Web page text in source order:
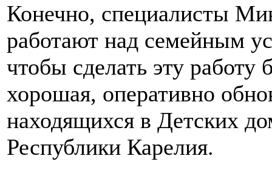
Конечно, специалисты
работают над семейным
чтобы сделать эту
хорошая, оперативно
находящихся в Детских
Республики Карелия.